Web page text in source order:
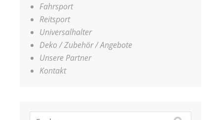
Fahrsport
Reitsport
Universalhalter
Deko / Zubehör / Angebote
Unsere Partner
Kontakt